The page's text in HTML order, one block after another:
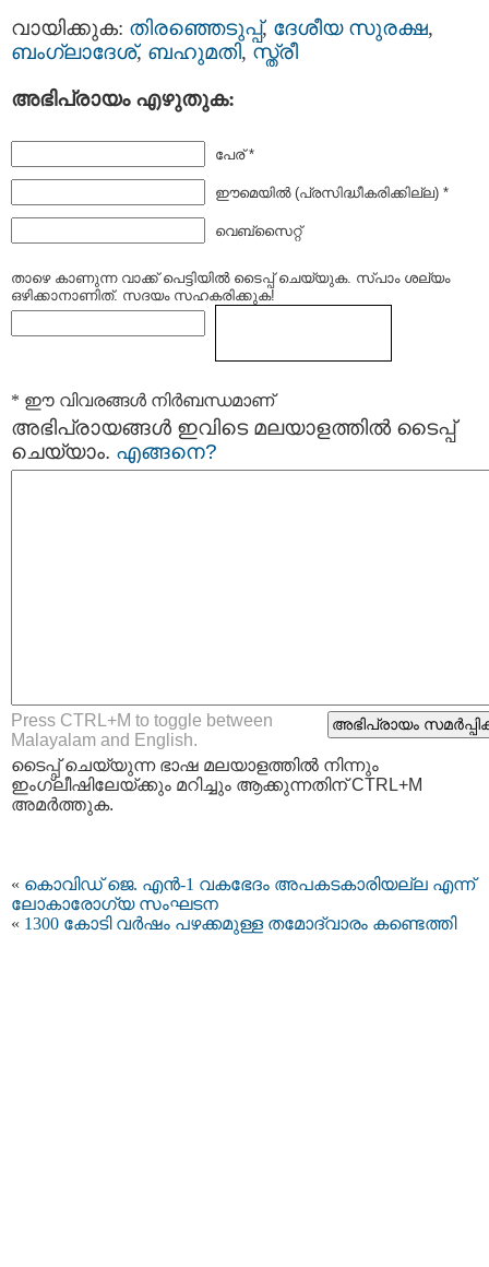
വായിക്കുക: തിരഞ്ഞെടുപ്പ്‌, ദേശീയ സുരക്ഷ,
ബംഗ്ലാദേശ്, ബഹുമതി, സ്ത്രീ
അഭിപ്രായം എഴുതുക:
പേര് *
ഈമെയില്‍ (പ്രസിദ്ധീകരിക്കില്ല) *
വെബ്സൈറ്റ്
താഴെ കാണുന്ന വാക്ക് പെട്ടിയില്‍ ടൈപ്പ്‌ ചെയ്യുക. സ്പാം ശല്യം
ഒഴിക്കാനാണിത്. സദയം സഹകരിക്കുക!
* ഈ വിവരങ്ങള്‍ നിര്‍ബന്ധമാണ്
അഭിപ്രായങ്ങള്‍ ഇവിടെ മലയാളത്തില്‍ ടൈപ്പ്
ചെയ്യാം. എങ്ങനെ?
Press CTRL+M to toggle between
Malayalam and English.
ടൈപ്പ്‌ ചെയ്യുന്ന ഭാഷ മലയാളത്തില്‍ നിന്നും
ഇംഗ്ലീഷിലേയ്ക്കും മറിച്ചും ആക്കുന്നതിന് CTRL+M
അമര്‍ത്തുക.
« കൊവിഡ് ജെ. എൻ-1 വകഭേദം അപകടകാരിയല്ല എന്ന്
ലോകാരോഗ്യ സംഘടന
« 1300 കോടി വർഷം പഴക്കമുള്ള തമോദ്വാരം കണ്ടെത്തി